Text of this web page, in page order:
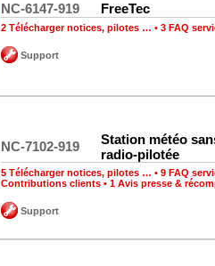
NC-6147-919 FreeTec
2 Télécharger notices, pilotes … • 3 FAQ
Support
NC-7102-919
Station météo
radio-pilotée
5 Télécharger notices, pilotes … • 9 FAQ
Contributions clients • 1 Avis presse &
Support